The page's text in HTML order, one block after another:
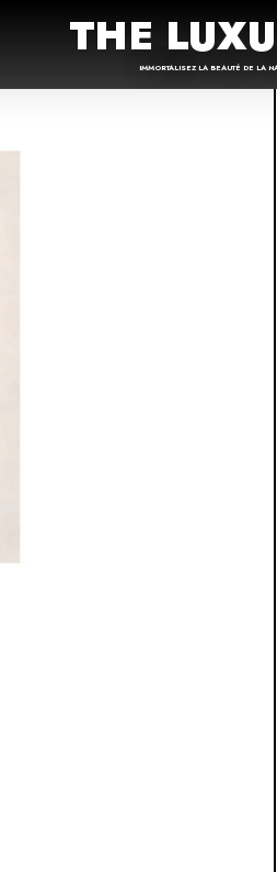
THE
IMMORTALISEZ LA BEAUTÉ DE LA